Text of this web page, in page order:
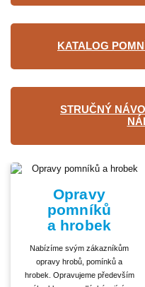
KATALOG
STRUČNÝ
Opravy
pomníků
a hrobek
Nabízíme svým zákazníkům
opravy hrobů, pomínků a
hrobek. Opravujeme především